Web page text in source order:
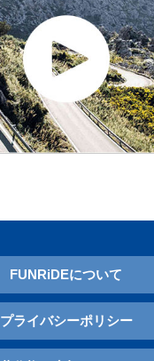
FUNRiDEについて
プライバシーポリシー